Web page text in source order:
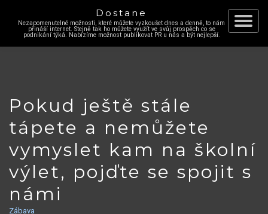
Toggle
Dostane
Nezapomenutelné možnosti, které můžete vyzkoušet dnes a denně, to nám
přináší internet. Stejně tak ho můžete využít ve svůj prospěch co se
podnikání týká. Nabízíme možnost publikovat PR u nás a být nejlepší.
Pokud ještě stále
tápete a nemůžete
vymyslet kam na školní
výlet, pojďte se spojit s
námi
Zábava